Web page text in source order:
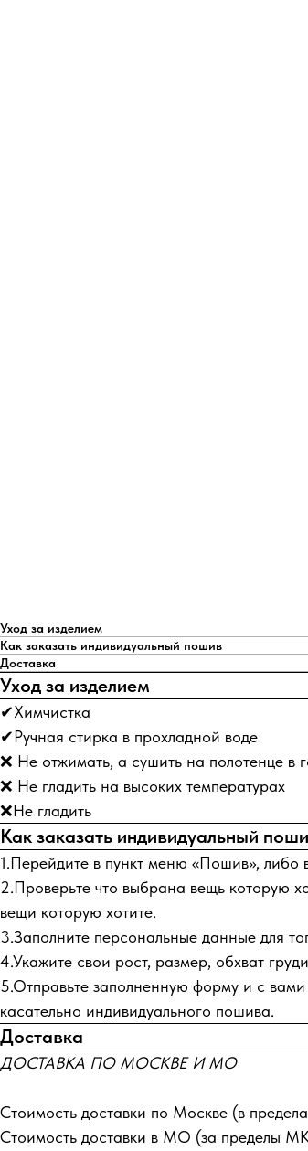
Уход за изделием
Как заказать индивидуальный пошив
Доставка
Уход за изделием
✔Химчистка
✔Ручная стирка в прохладной воде
❌ Не отжимать, а сушить на полотенце в
❌ Не гладить на высоких температурах
❌Не гладить
Как заказать индивидуальный
1.Перейдите в пункт меню «Пошив», либо
2.Проверьте что выбрана вещь которую
вещи которую хотите.
3.Заполните персональные данные для
4.Укажите свои рост, размер, обхват
5.Отправьте заполненную форму и с вами
касательно индивидуального пошива.
Доставка
ДОСТАВКА ПО МОСКВЕ И МО
Стоимость доставки по Москве (в
Стоимость доставки в МО (за пределы